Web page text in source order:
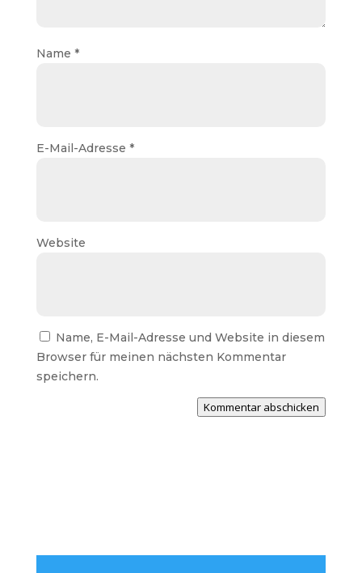
Name *
E-Mail-Adresse *
Website
Name, E-Mail-Adresse und Website in diesem
Browser für meinen nächsten Kommentar
speichern.
Kommentar abschicken